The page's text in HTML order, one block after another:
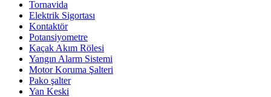
Tornavida
Elektrik Sigortası
Kontaktör
Potansiyometre
Kaçak Akım Rölesi
Yangın Alarm Sistemi
Motor Koruma Şalteri
Pako şalter
Yan Keski